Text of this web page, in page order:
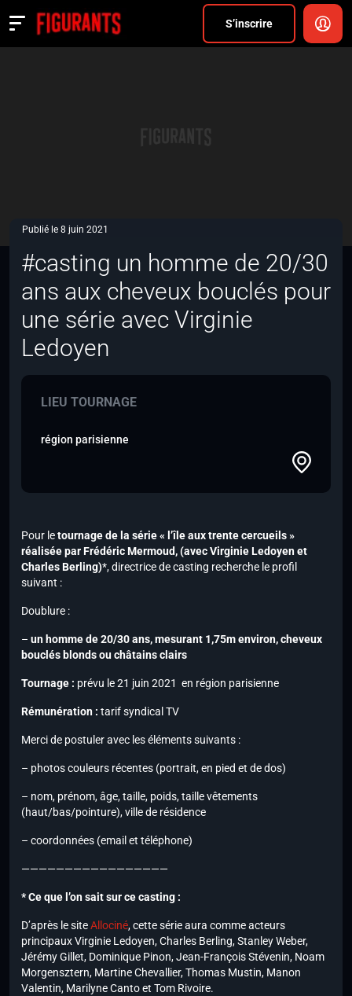
S’inscrire
Actualités
Publié le 8 juin 2021
#casting un homme de 20/30
ans aux cheveux bouclés pour
une série avec Virginie
Ledoyen
LIEU TOURNAGE
région parisienne
Pour letournage de la série « l’île aux trente cercueils »
réalisée par Frédéric Mermoud,(avec Virginie Ledoyen et
Charles Berling)*, directrice de casting recherche le profil
suivant :
Doublure :
– un homme de 20/30 ans, mesurant 1,75m environ, cheveux
bouclés blonds ou châtains clairs
Tournage : prévu le 21 juin 2021 en région parisienne
Rémunération : tarif syndical TV
Merci de postuler avec les éléments suivants :
– photos couleurs récentes (portrait, en pied et de dos)
– nom, prénom, âge, taille, poids, taille vêtements
(haut/bas/pointure), ville de résidence
– coordonnées (email et téléphone)
—————————————————
* Ce que l’on sait sur ce casting :
D’après le siteAllociné, cette série aura comme acteurs
principaux Virginie Ledoyen, Charles Berling, Stanley Weber,
Jérémy Gillet, Dominique Pinon, Jean-François Stévenin, Noam
Morgensztern, Martine Chevallier, Thomas Mustin, Manon
Valentin, Marilyne Canto et Tom Rivoire.